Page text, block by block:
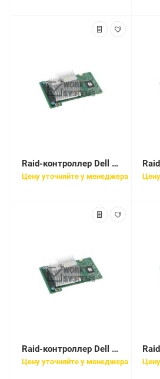
Raid-контроллер Dell PERC H800 RAID Adapter for External JBOD, 512MB [H800R]
Цену уточняйте у менеджера
Raid-контроллер Dell PERC H830 RAID Controller (RAID 0-60) [405-AAER]
Цену уточняйте у менеджера